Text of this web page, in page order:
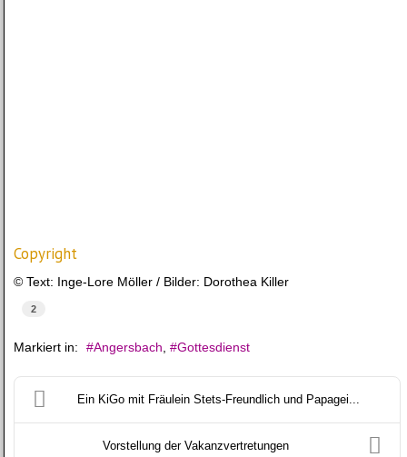
Copyright
© Text: Inge-Lore Möller / Bilder: Dorothea Killer
2
Markiert in: Angersbach Gottesdienst
Ein KiGo mit Fräulein Stets-Freundlich und Papagei...
Vorstellung der Vakanzvertretungen